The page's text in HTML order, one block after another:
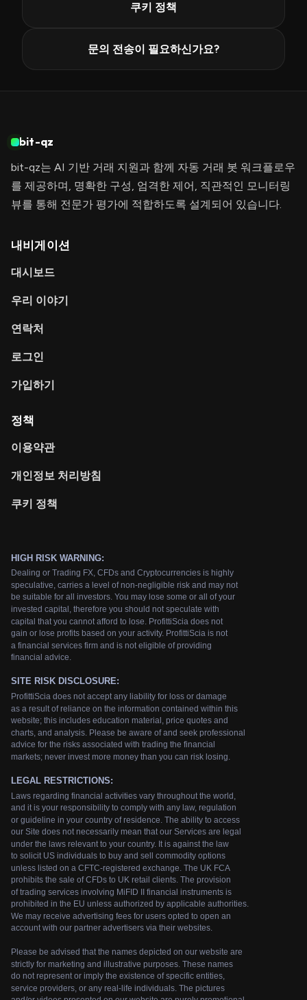
쿠키 정책
문의 전송이 필요하신가요?
bit-qz
bit-qz는 AI 기반 거래 지원과 함께 자동 거래 봇 워크플로우
를 제공하며, 명확한 구성, 엄격한 제어, 직관적인 모니터링
뷰를 통해 전문가 평가에 적합하도록 설계되어 있습니다.
내비게이션
대시보드
우리 이야기
연락처
로그인
가입하기
정책
이용약관
개인정보 처리방침
쿠키 정책